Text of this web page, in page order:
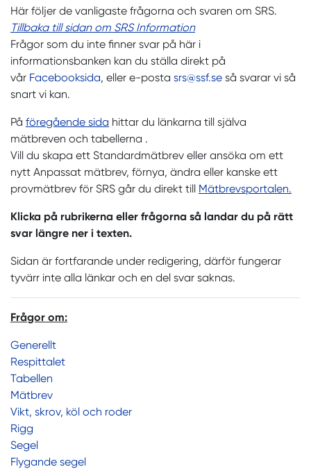
Här följer de vanligaste frågorna och svaren om SRS.
Tillbaka till sidan om SRS Information
Frågor som du inte finner svar på här i
informationsbanken kan du ställa direkt på
vår Facebooksida, eller e-posta srs@ssf.se så svarar vi så
snart vi kan.
På föregående sida hittar du länkarna till själva
mätbreven och tabellerna .
Vill du skapa ett Standardmätbrev eller ansöka om ett
nytt Anpassat mätbrev, förnya, ändra eller kanske ett
provmätbrev för SRS går du direkt till Mätbrevsportalen.
Klicka på rubrikerna eller frågorna så landar du på rätt
svar längre ner i texten.
Sidan är fortfarande under redigering, därför fungerar
tyvärr inte alla länkar och en del svar saknas.
Frågor om:
Generellt
Respittalet
Tabellen
Mätbrev
Vikt, skrov, köl och roder
Rigg
Segel
Flygande segel